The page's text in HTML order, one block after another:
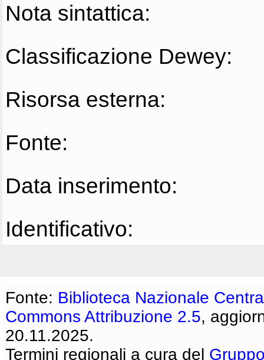
Nota sintattica:
Classificazione Dewey:
Risorsa esterna:
Fonte:
Data inserimento:
Identificativo:
Fonte: Biblioteca Nazionale
Commons Attribuzione 2.5,
20.11.2025.
Termini regionali a cura del